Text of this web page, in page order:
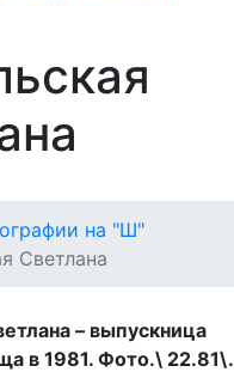
на "Ш"
Светлана
– выпускница
в 1981. Фото.\ 22.81\.